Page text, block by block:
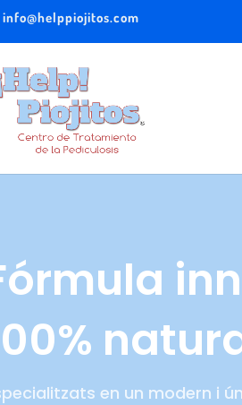
info@helppiojitos.com
en un modern i